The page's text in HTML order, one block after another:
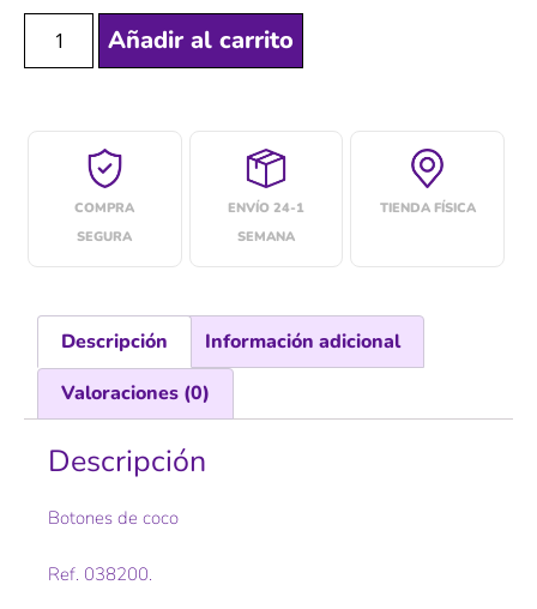
Añadir al carrito
COMPRA
SEGURA
ENVÍO 24-1
SEMANA
TIENDA FÍSICA
Descripción
Información adicional
Valoraciones (0)
Descripción
Botones de coco
Ref. 038200.